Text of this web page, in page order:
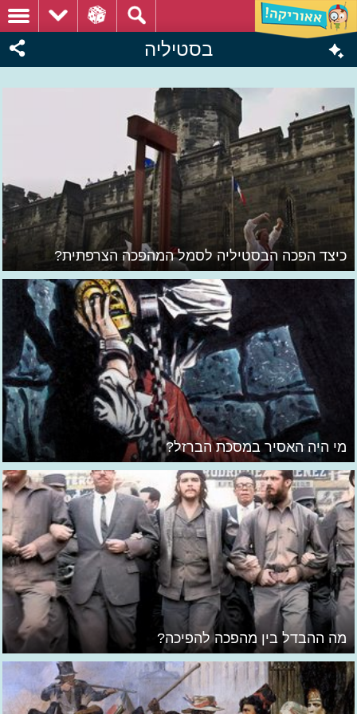
בסטיליה
כיצד הפכה הבסטיליה לסמל המהפכה הצרפתית?
מי היה האסיר במסכת הברזל?
מה ההבדל בין מהפכה להפיכה?